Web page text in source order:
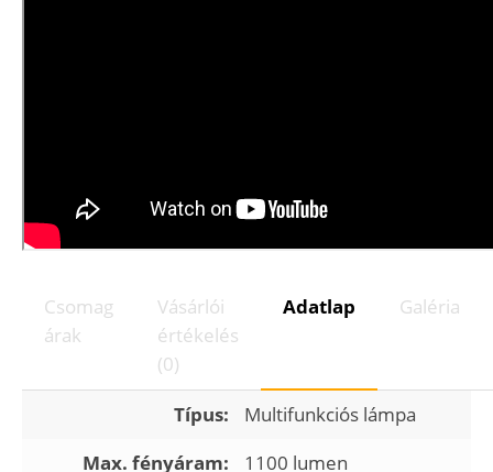
Csomag
árak
Vásárlói
értékelés
(0)
Adatlap Galéria
Típus:
Multifunkciós lámpa
Max. fényáram:
1100 lumen